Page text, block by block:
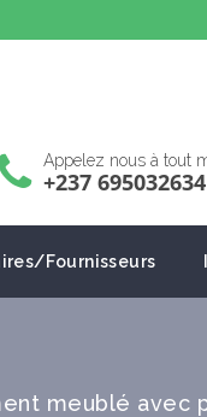
Appelez nous à tout
+237 695032634
Fournisseurs
meublé avec